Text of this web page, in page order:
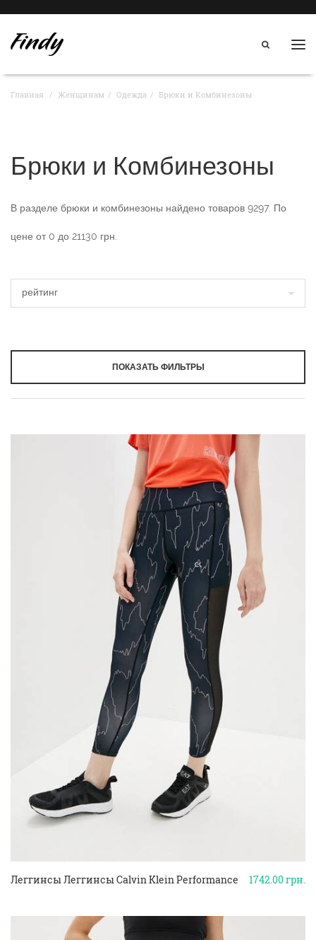
Главная Женщинам Одежда Брюки и Комбинезоны
Брюки и Комбинезоны
В разделе брюки и комбинезоны найдено товаров 9297. По
цене от0 до 21130 грн.
ПОКАЗАТЬ ФИЛЬТРЫ
1742.00грн.
Леггинсы Леггинсы Calvin Klein Performance